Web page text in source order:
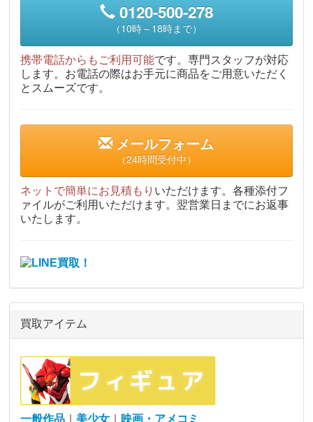
0120-500-278
（10時～18時まで）
携帯電話からもご利用可能です。専門スタッフが対応
します。お電話の際はお手元に商品をご用意いただく
とスムーズです。
メールフォーム
（24時間受付中）
ネットで簡単にお見積もり いただけます。各種添付フ
ァイルがご利用いただけます。翌営業日までにお返事
いたします。
買取アイテム
一般作品 美少女 映画・アメコミ